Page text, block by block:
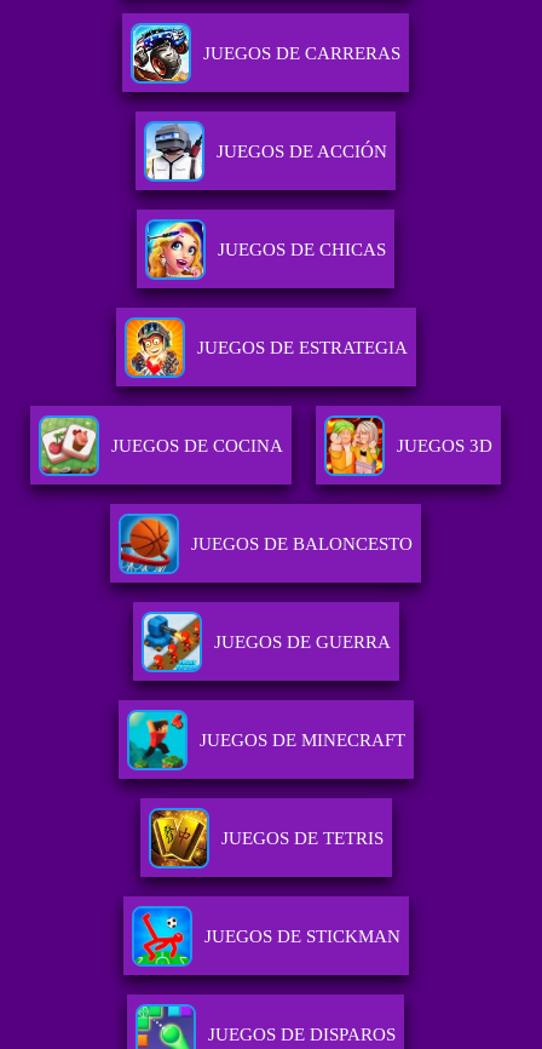
JUEGOS DE CARRERAS
JUEGOS DE ACCIÓN
JUEGOS DE CHICAS
JUEGOS DE ESTRATEGIA
JUEGOS DE COCINA JUEGOS 3D
JUEGOS DE BALONCESTO
JUEGOS DE GUERRA
JUEGOS DE MINECRAFT
JUEGOS DE TETRIS
JUEGOS DE STICKMAN
JUEGOS DE DISPAROS